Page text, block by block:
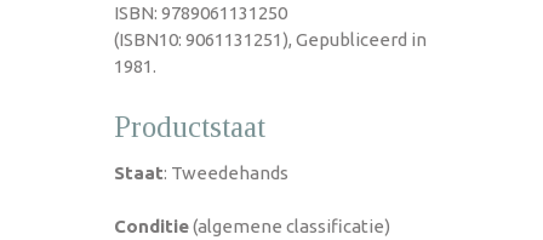
ISBN: 9789061131250
(ISBN10: 9061131251), Gepubliceerd in
1981.
Productstaat
Staat: Tweedehands
Conditie(algemene classificatie)